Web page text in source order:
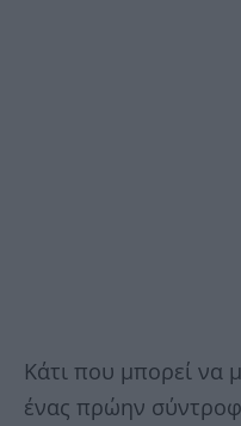
Κάτι που μπορεί να
ένας πρώην